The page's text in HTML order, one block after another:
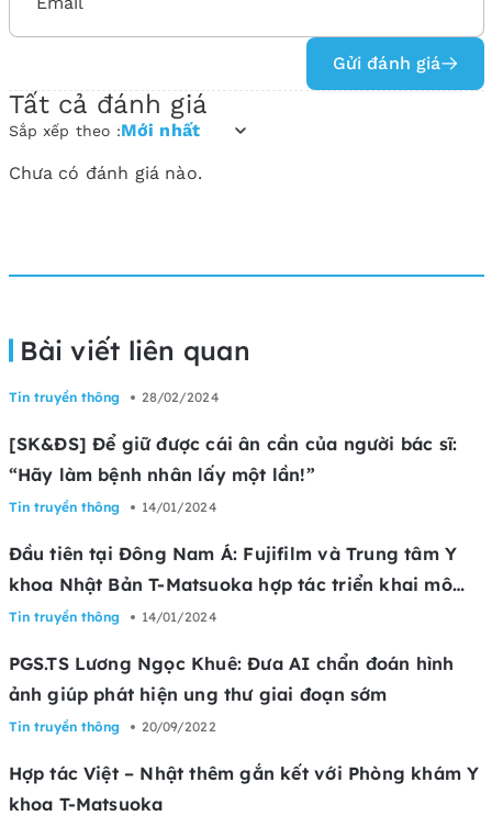
Gửi đánh giá
Tất cả đánh giá
Sắp xếp theo :Mới nhất
Chưa có đánh giá nào.
Bài viết liên quan
Tin truyền thông 28/02/2024
[SK&ĐS] Để giữ được cái ân cần của người bác sĩ:
“Hãy làm bệnh nhân lấy một lần!”
Tin truyền thông 14/01/2024
Đầu tiên tại Đông Nam Á: Fujifilm và Trung tâm Y
khoa Nhật Bản T-Matsuoka hợp tác triển khai mô
hình tầm soát phát hiện sớm ung thư bằng AI tại
Tin truyền thông 14/01/2024
PGS.TS Lương Ngọc Khuê: Đưa AI chẩn đoán hình
ảnh giúp phát hiện ung thư giai đoạn sớm
Tin truyền thông 20/09/2022
Hợp tác Việt – Nhật thêm gắn kết với Phòng khám Y
khoa T-Matsuoka